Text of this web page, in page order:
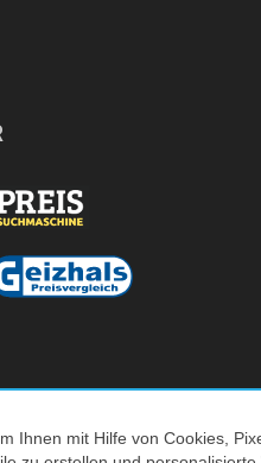
Ihnen mit Hilfe von Cookies,